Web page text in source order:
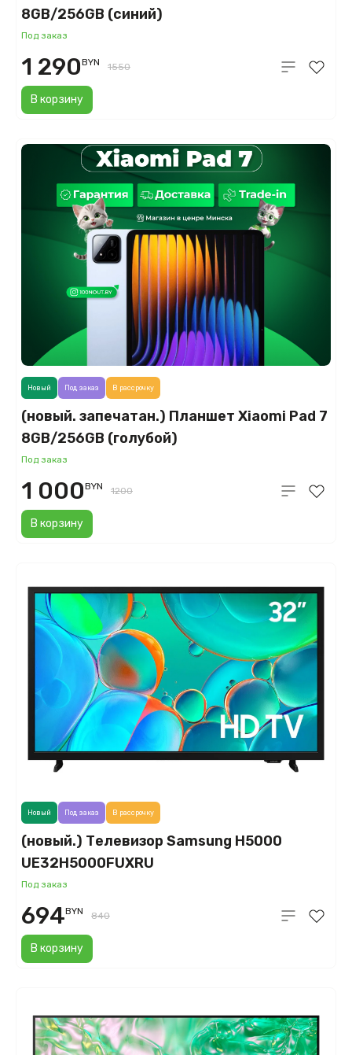
8GB/256GB (синий)
Под заказ
В корзину
1 290BYN 1550
(новый. запечатан.) Планшет Xiaomi Pad 7
8GB/256GB (голубой)
Под заказ
В корзину
Новый Под заказ В рассрочку
1 000BYN 1200
(новый.) Телевизор Samsung H5000
UE32H5000FUXRU
Под заказ
В корзину
Новый Под заказ В рассрочку
694BYN 840